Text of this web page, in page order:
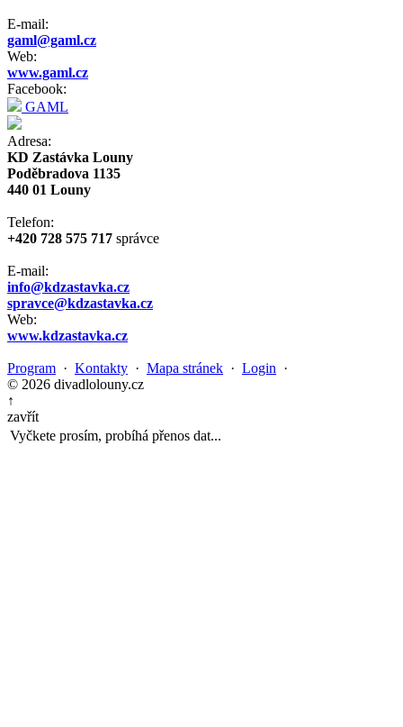
E-mail:
gaml@gaml.cz
Web:
www.gaml.cz
Facebook:
GAML
Adresa:
KD Zastávka Louny
Poděbradova 1135
440 01 Louny
Telefon:
+420 728 575 717 správce
E-mail:
info@kdzastavka.cz
spravce@kdzastavka.cz
Web:
www.kdzastavka.cz
Program · Kontakty · Mapa stránek · Login ·
© 2026 divadlolouny.cz
↑
zavřít
Vyčkete prosím, probíhá přenos dat...